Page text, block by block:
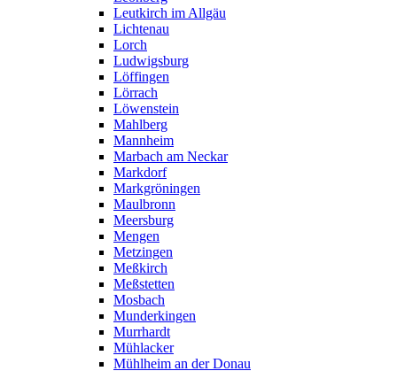
Leutkirch im Allgäu
Lichtenau
Lorch
Ludwigsburg
Löffingen
Lörrach
Löwenstein
Mahlberg
Mannheim
Marbach am Neckar
Markdorf
Markgröningen
Maulbronn
Meersburg
Mengen
Metzingen
Meßkirch
Meßstetten
Mosbach
Munderkingen
Murrhardt
Mühlacker
Mühlheim an der Donau